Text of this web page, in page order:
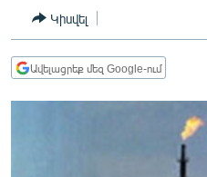
ՀԱՍԱՐԱԿՈՒԹՅՈՒՆ
ՏՆՏԵՍՈՒԹՅՈՒՆ
ՂԱՐԱԲԱՂ
ՊԱՏԵՐԱԶՄԻ 6 ՇԱԲԱԹՆԵՐԸ
Կիսվել
Ավելացրեք մեզ Google-ում